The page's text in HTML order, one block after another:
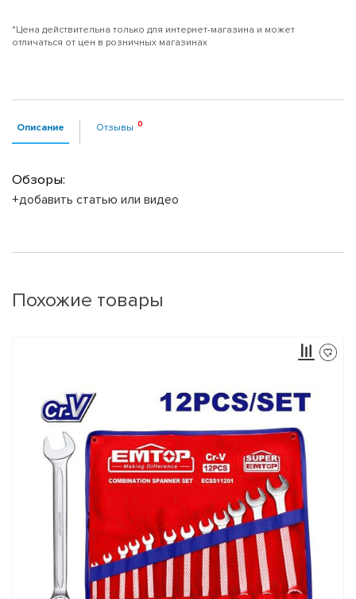
*Цена действительна только для интернет-магазина и может
отличаться от цен в розничных магазинах
Описание Отзывы
Обзоры:
+добавить статью или видео
Похожие товары